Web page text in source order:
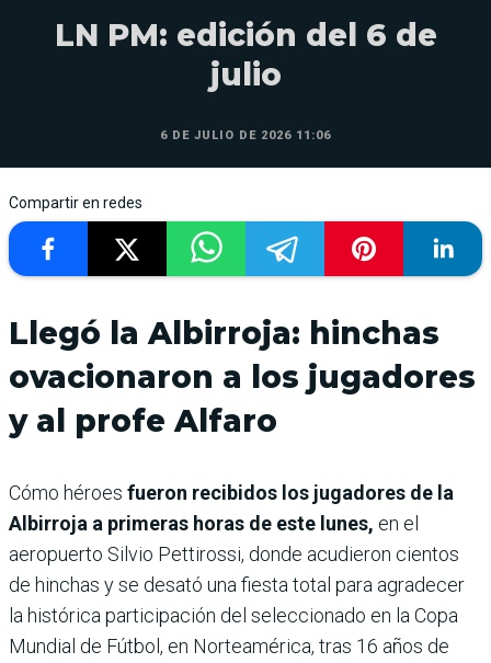
LN PM: edición del 6 de
julio
6 DE JULIO DE 2026 11:06
Compartir en redes
Llegó la Albirroja: hinchas
ovacionaron a los jugadores
y al profe Alfaro
Cómo héroes fueron recibidos los jugadores de la
Albirroja a primeras horas de este lunes, en el
aeropuerto Silvio Pettirossi, donde acudieron cientos
de hinchas y se desató una fiesta total para agradecer
la histórica participación del seleccionado en la Copa
Mundial de Fútbol, en Norteamérica, tras 16 años de